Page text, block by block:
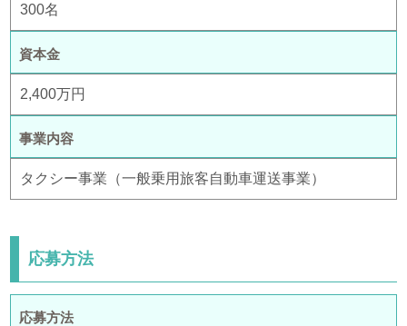
300名
資本金
2,400万円
事業内容
タクシー事業（一般乗用旅客自動車運送事業）
応募方法
応募方法